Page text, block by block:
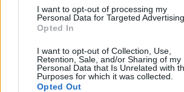
I want to opt-out of processing my
Personal Data for Targeted Advertising.
Opted In
I want to opt-out of Collection, Use,
Retention, Sale, and/or Sharing of my
Personal Data that Is Unrelated with
Purposes for which it was collected.
Opted Out
Calangianus, dopo le
accoglienza minori chiude
Olbia, divieto di sosta contro
esplode la protesta